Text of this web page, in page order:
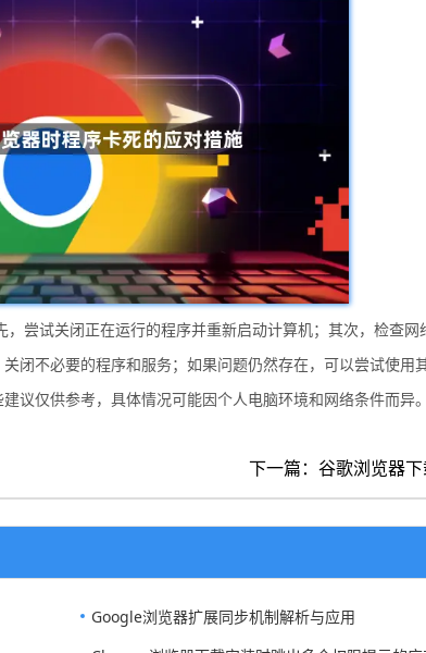
尝试关闭正在运行的程序并重新启动计算机；其次，检查
闭不必要的程序和服务；如果问题仍然存在，可以尝试使用
议仅供参考，具体情况可能因个人电脑环境和网络条件而异。
下一篇：谷歌浏览器
Google浏览器扩展同步机制解析与应用